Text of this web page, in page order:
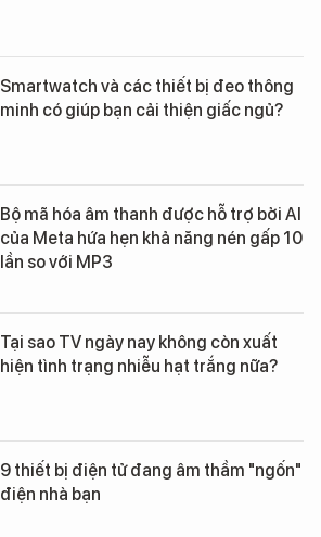
Smartwatch và các thiết bị đeo thông
minh có giúp bạn cải thiện giấc ngủ?
Bộ mã hóa âm thanh được hỗ trợ bởi AI
của Meta hứa hẹn khả năng nén gấp 10
lần so với MP3
Tại sao TV ngày nay không còn xuất
hiện tình trạng nhiễu hạt trắng nữa?
9 thiết bị điện tử đang âm thầm "ngốn"
điện nhà bạn